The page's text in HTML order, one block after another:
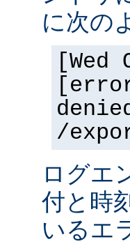
に次の
/
ログエ
付と時
いるエ